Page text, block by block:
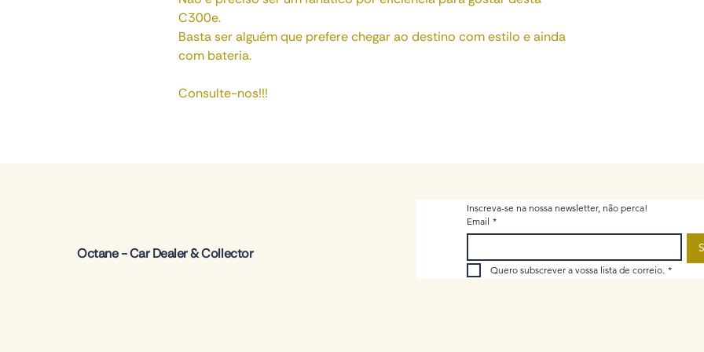
C300e.
Basta ser alguém que prefere chegar ao destino com estilo e ainda
com bateria.
Consulte-nos!!!
Octane - Car Dealer & Collector
Inscreva-se na nossa newsletter, não perca!
Email *
Quero subscrever a vossa lista de correio. *